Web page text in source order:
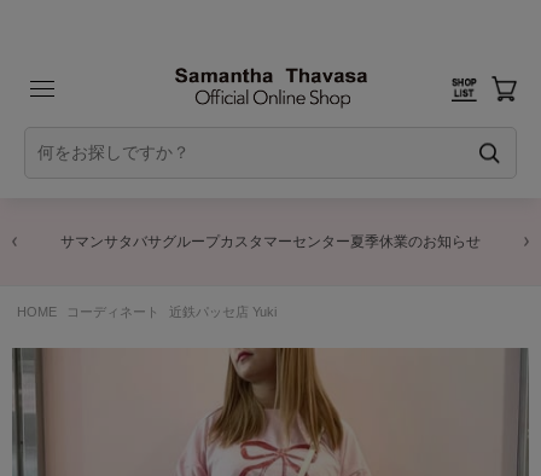
サマンサタバサグループカスタマーセンター夏季休業のお知らせ
HOME コーディネート 近鉄パッセ店 Yuki